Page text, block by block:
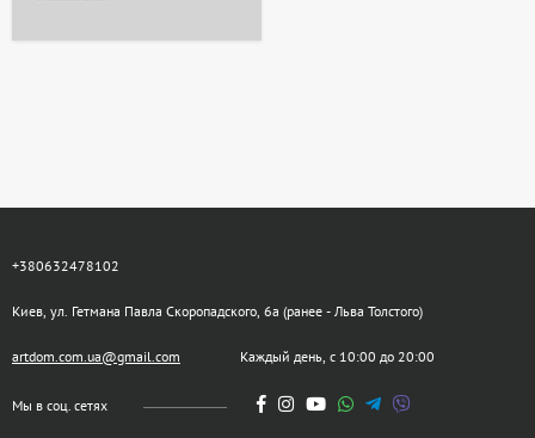
+380632478102
Киев, ул. Гетмана Павла Скоропадского, 6а (ранее - Льва Толстого)
artdom.com.ua@gmail.com Каждый день, с 10:00 до 20:00
Мы в соц. сетях